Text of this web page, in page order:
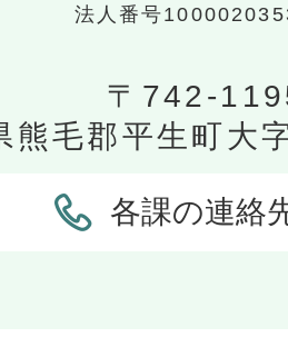
法人番号
〒742-
熊毛郡平生町大
各課の連絡